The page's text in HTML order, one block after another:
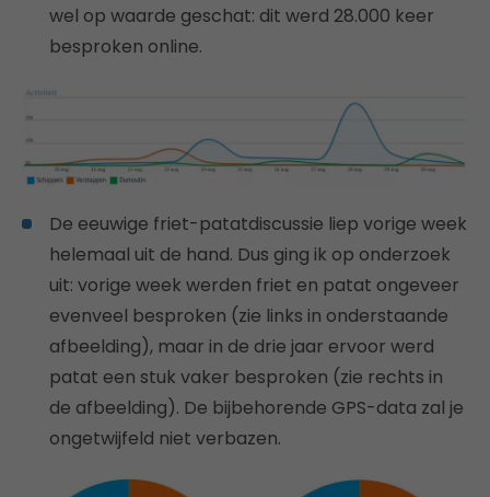
wel op waarde geschat: dit werd 28.000 keer
besproken online.
De eeuwige friet-patatdiscussie liep vorige week
helemaal uit de hand. Dus ging ik op onderzoek
uit: vorige week werden friet en patat ongeveer
evenveel besproken (zie links in onderstaande
afbeelding), maar in de drie jaar ervoor werd
patat een stuk vaker besproken (zie rechts in
de afbeelding). De bijbehorende GPS-data zal je
ongetwijfeld niet verbazen.